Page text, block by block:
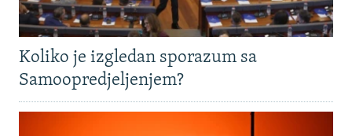
Koliko je izgledan sporazum sa
Samoopredjeljenjem?